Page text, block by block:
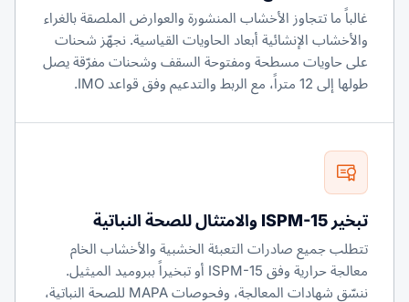
غالباً ما تتجاوز الأخشاب المنشورة والعوارض الملصقة بالغراء
والأخشاب الإنشائية أبعاد الحاويات القياسية. نجهّز شحنات
على حاويات مسطحة ومفتوحة السقف وشحنات مفرّقة يصل
طولها إلى 12 متراً، مع الربط والتدعيم وفق قواعد IMO.
تبخير ISPM-15 والامتثال للصحة النباتية
تتطلب جميع صادرات التعبئة الخشبية والأخشاب الخام
معالجة حرارية وفق ISPM-15 أو تبخيراً ببروميد الميثيل.
ننسّق شهادات المعالجة، وفحوصات MAPA للصحة النباتية،